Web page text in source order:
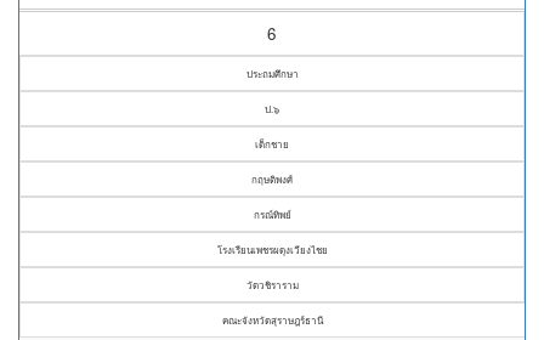
6
ประถมศึกษา
ป.๖
เด็กชาย
กฤษติพงศ์
กรณ์ทิพย์
โรงเรียนเพชรผดุงเวียงไชย
วัดวชิราราม
คณะจังหวัดสุราษฎร์ธานี